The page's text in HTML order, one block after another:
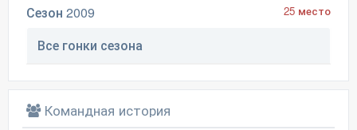
Сезон 2009
25 место
Все гонки сезона
Командная история